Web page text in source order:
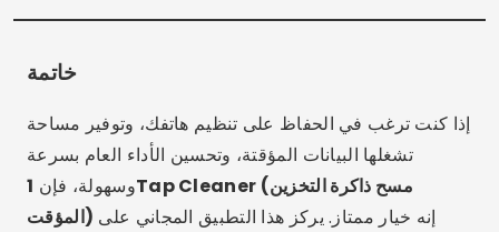
خاتمة
إذا كنت ترغب في الحفاظ على تنظيم هاتفك، وتوفير مساحة
تشغلها البيانات المؤقتة، وتحسين الأداء العام بسرعة
وسهولة، فإن 1Tap Cleaner (مسح ذاكرة التخزين
المؤقت)